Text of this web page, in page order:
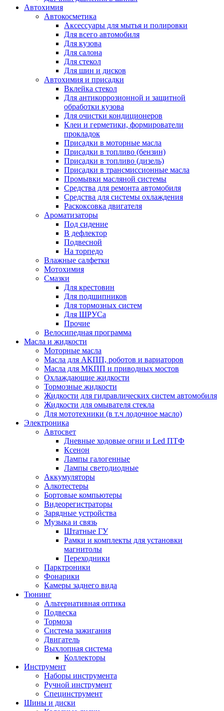
Автохимия
Автокосметика
Аксессуары для мытья и полировки
Для всего автомобиля
Для кузова
Для салона
Для стекол
Для шин и дисков
Автохимия и присадки
Вклейка стекол
Для антикоррозионной и защитной
обработки кузова
Для очистки кондиционеров
Клеи и герметики, формирователи
прокладок
Присадки в моторные масла
Присадки в топливо (бензин)
Присадки в топливо (дизель)
Присадки в трансмиссионные масла
Промывки масляной системы
Средства для ремонта автомобиля
Средства для системы охлаждения
Раскоксовка двигателя
Ароматизаторы
Под сидение
В дефлектор
Подвесной
На торпедо
Влажные салфетки
Мотохимия
Смазки
Для крестовин
Для подшипников
Для тормозных систем
Для ШРУСа
Прочие
Велосипедная программа
Масла и жидкости
Моторные масла
Масла для АКПП, роботов и вариаторов
Масла для МКПП и приводных мостов
Охлаждающие жидкости
Тормозные жидкости
Жидкости для гидравлических систем автомобиля
Жидкости для омывателя стекла
Для мототехники (в т.ч лодочное масло)
Электроника
Автосвет
Дневные ходовые огни и Led ПТФ
Ксенон
Лампы галогенные
Лампы светодиодные
Аккумуляторы
Алкотестеры
Бортовые компьютеры
Видеорегистраторы
Зарядные устройства
Музыка и связь
Штатные ГУ
Рамки и комплекты для установки
магнитолы
Переходники
Парктроники
Фонарики
Камеры заднего вида
Тюнинг
Альтернативная оптика
Подвеска
Тормоза
Система зажигания
Двигатель
Выхлопная система
Коллекторы
Инструмент
Наборы инструмента
Ручной инструмент
Специнструмент
Шины и диски